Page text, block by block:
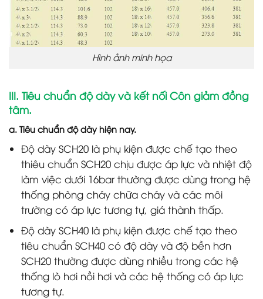
Hình ảnh minh họa
III. Tiêu chuẩn độ dày và kết nối Côn giảm đồng
tâm.
a. Tiêu chuẩn độ dày hiện nay.
Độ dày SCH20 là phụ kiện được chế tạo theo
thiêu chuẩn SCH20 chịu được áp lực và nhiệt độ
làm việc dưới 16bar thường được dùng trong hệ
thống phòng cháy chữa cháy và các môi
trường có áp lực tương tự, giá thành thấp.
Độ dày SCH40 là phụ kiện được chế tạo theo
tiêu chuẩn SCH40 có độ dày và độ bền hơn
SCH20 thường được dùng nhiều trong các hệ
thống lò hơi nồi hơi và các hệ thống có áp lực
tương tự.